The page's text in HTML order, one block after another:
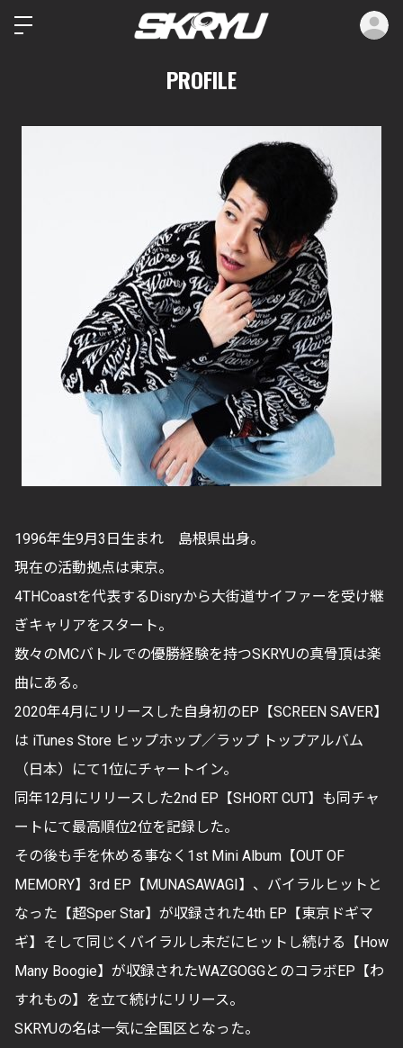
PROFILE
1996年生9月3日生まれ 島根県出身。
現在の活動拠点は東京。
4THCoastを代表するDisryから大街道サイファーを受け継
ぎキャリアをスタート。
数々のMCバトルでの優勝経験を持つSKRYUの真骨頂は楽
曲にある。
2020年4月にリリースした自身初のEP【SCREEN SAVER】
は iTunes Store ヒップホップ／ラップ トップアルバム
（日本）にて1位にチャートイン。
同年12月にリリースした2nd EP【SHORT CUT】も同チャ
ートにて最高順位2位を記録した。
その後も手を休める事なく1st Mini Album【OUT OF
MEMORY】3rd EP【MUNASAWAGI】、バイラルヒットと
なった【超Sper Star】が収録された4th EP【東京ドギマ
ギ】そして同じくバイラルし未だにヒットし続ける【How
Many Boogie】が収録されたWAZGOGGとのコラボEP【わ
すれもの】を立て続けにリリース。
SKRYUの名は一気に全国区となった。